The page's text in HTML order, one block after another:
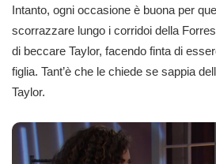
Intanto, ogni occasione è buona per
scorrazzare lungo i corridoi della
di beccare Taylor, facendo finta di
figlia. Tant’è che le chiede se sappia
Taylor.